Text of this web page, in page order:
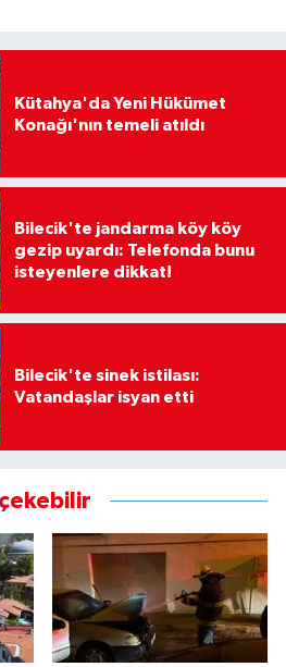
Kütahya'da Yeni Hükümet
Konağı'nın temeli atıldı
Bilecik'te jandarma köy köy
gezip uyardı: Telefonda bunu
isteyenlere dikkat!
Bilecik'te sinek istilası:
Vatandaşlar isyan etti